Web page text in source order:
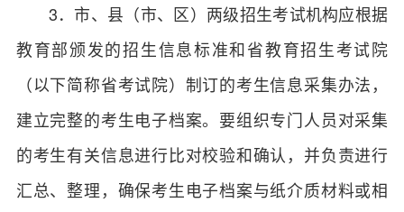
3．市、县（市、区）两级招生考试机构应根据
教育部颁发的招生信息标准和省教育招生考试院
（以下简称省考试院）制订的考生信息采集办法，
建立完整的考生电子档案。要组织专门人员对采集
的考生有关信息进行比对校验和确认，并负责进行
汇总、整理，确保考生电子档案与纸介质材料或相